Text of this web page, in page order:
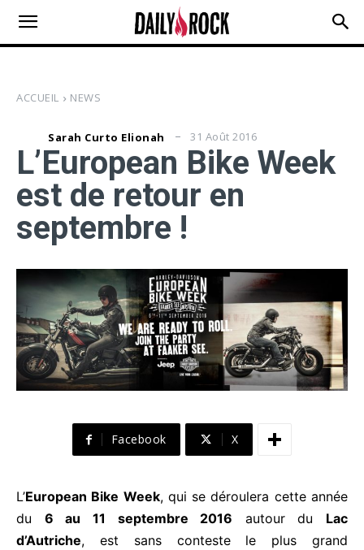
ACCUEIL NEWS
Sarah Curto Elionah 31 Août 2016
L’European Bike Week
est de retour en
septembre !
Facebook X
L’European Bike Week, qui se déroulera cette année
du 6 au 11 septembre 2016 autour du Lac
d’Autriche, est sans conteste le plus grand